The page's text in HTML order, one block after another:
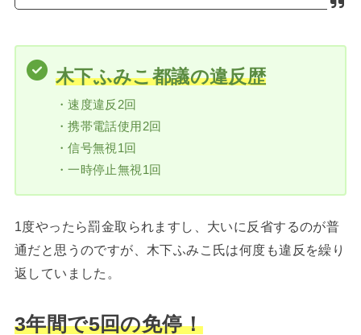
木下ふみこ都議の違反歴
・速度違反2回
・携帯電話使用2回
・信号無視1回
・一時停止無視1回
1度やったら罰金取られますし、大いに反省するのが普
通だと思うのですが、木下ふみこ氏は何度も違反を繰り
返していました。
3年間で5回の免停！